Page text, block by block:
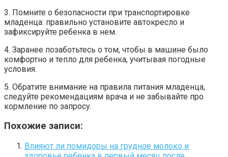
3. Помните о безопасности при транспортировке
младенца: правильно установите автокресло и
зафиксируйте ребенка в нем.
4. Заранее позаботьтесь о том, чтобы в машине было
комфортно и тепло для ребенка, учитывая погодные
условия.
5. Обратите внимание на правила питания младенца,
следуйте рекомендациям врача и не забывайте про
кормление по запросу.
Похожие записи:
Влияют ли помидоры на грудное молоко и